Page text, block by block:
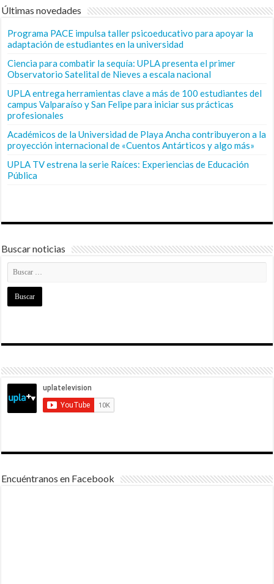
Últimas novedades
Programa PACE impulsa taller psicoeducativo para apoyar la
adaptación de estudiantes en la universidad
Ciencia para combatir la sequía: UPLA presenta el primer
Observatorio Satelital de Nieves a escala nacional
UPLA entrega herramientas clave a más de 100 estudiantes del
campus Valparaíso y San Felipe para iniciar sus prácticas
profesionales
Académicos de la Universidad de Playa Ancha contribuyeron a la
proyección internacional de «Cuentos Antárticos y algo más»
UPLA TV estrena la serie Raíces: Experiencias de Educación
Pública
Buscar noticias
Encuéntranos en Facebook